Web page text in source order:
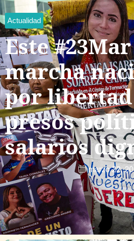
Actualidad
Este #23Mar
marcha
por
presos
salarios
marzo 22,